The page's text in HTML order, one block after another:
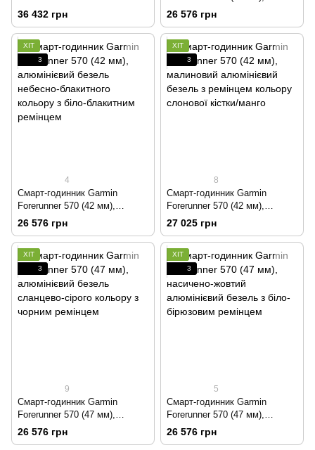
титановим безелем, сірим
корпусом і ремінцем кольору
французький сірий/індиго
36 432 грн
алюмінієвий безель сланцево-
сірого кольору з чорним
ремінцем
26 576 грн
ХІТ
3
4
Смарт-годинник Garmin
Forerunner 570 (42 мм),
алюмінієвий безель небесно-
блакитного кольору з біло-
блакитним ремінцем
26 576 грн
ХІТ
3
8
Смарт-годинник Garmin
Forerunner 570 (42 мм),
малиновий алюмінієвий
безель з ремінцем кольору
слонової кістки/манго
27 025 грн
ХІТ
3
9
Смарт-годинник Garmin
Forerunner 570 (47 мм),
алюмінієвий безель сланцево-
сірого кольору з чорним
26 576 грн
ХІТ
3
5
Смарт-годинник Garmin
Forerunner 570 (47 мм),
насичено-жовтий алюмінієвий
безель з біло-бірюзовим
26 576 грн